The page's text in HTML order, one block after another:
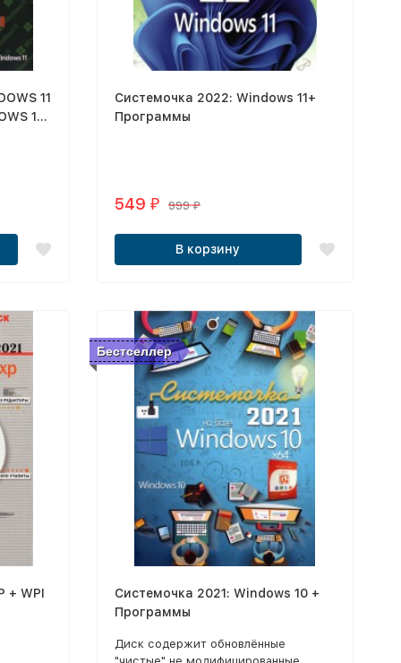
11
11-
Системочка 2022: Windows 11+
Программы
549 ₽ 999₽
В корзину
+ WPI
Бестселлер
Системочка 2021: Windows 10 +
Программы
Диск содержит обновлённые
"чистые" не модифицированные